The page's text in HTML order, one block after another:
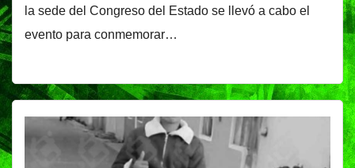
la sede del Congreso del Estado se llevó a cabo el
evento para conmemorar…